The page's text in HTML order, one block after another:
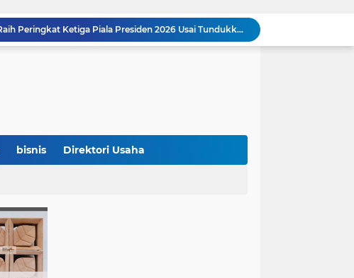
Studi Ungkap Hampir 270 Ribu Warga Israel Tinggalkan Negaranya Sejak 2023, Akademisi Sebut Situasi Mengkhawatirkan
Bank Dunia: 48 Persen UMKM Batasi Penggunaan QRIS karena Khawatir Dipantau Pajak
Barcelona Tikung Real Madrid, Rodri Dikabarkan Pilih Berlabuh ke Camp Nou
bisnis Direktori Usaha